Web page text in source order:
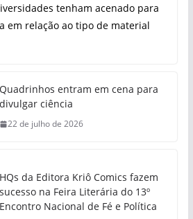
tenham acenado para
em relação ao tipo de material
Quadrinhos entram em cena para
divulgar ciência
22 de julho de 2026
HQs da Editora Kriô Comics fazem
sucesso na Feira Literária do 13º
Encontro Nacional de Fé e Política